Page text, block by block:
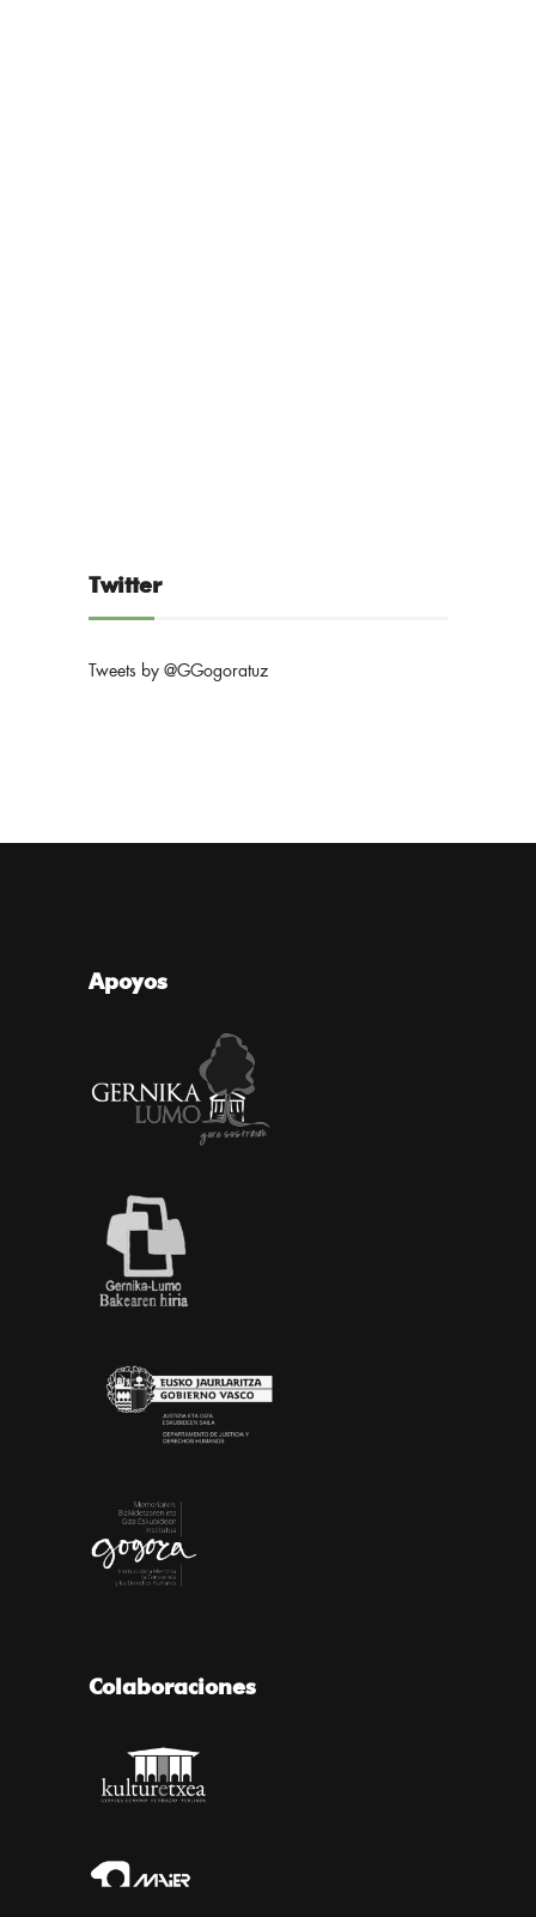
Twitter
Tweets by @GGogoratuz
Apoyos
Colaboraciones